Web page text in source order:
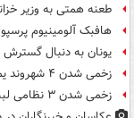
طعنه همتی به وزیر
هافبک آلومینیوم
یونان به دنبال
زخمی شدن ۴ شهروند یمنی در حمله مزدوران سعودی
زخمی شدن ۳ نظامی لبنانی در زوطر غربی